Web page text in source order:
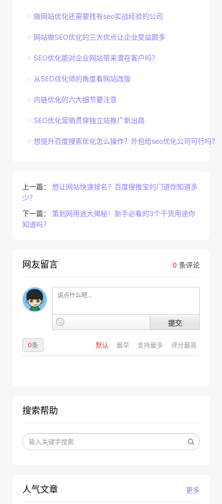
做网站优化还需要找有seo实战经验的公司
网站做SEO优化的三大优点让企业受益颇多
SEO优化能对企业网站带来潜在客户吗？
从SEO优化师的角度看网站改版
内链优化的六大细节要注意
SEO优化营销贯穿独立站推广新出路
想提升百度搜索优化怎么操作？外包给seo优化公司可行吗？
上一篇： 想让网站快速排名？百度搜推宝的门道你知道多
少？
下一篇： 策划网用途大揭秘！新手必看的3个干货用途你
知道吗？
0 条评论
网友留言
提交
默认 最早 支持最多 评分最高
0条
搜索帮助
更多
人气文章